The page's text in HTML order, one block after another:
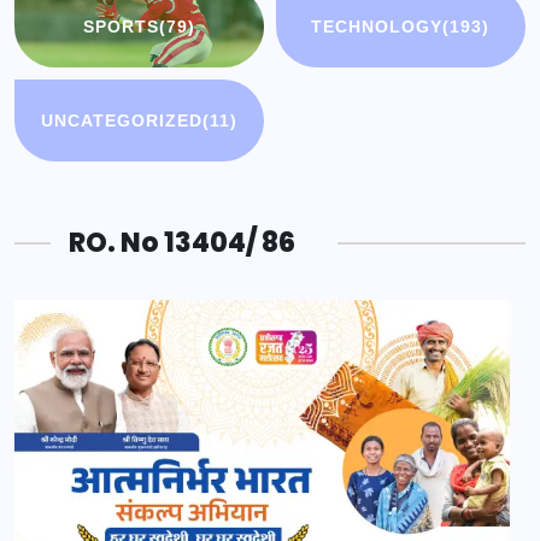
SPORTS(79) TECHNOLOGY(193)
UNCATEGORIZED(11)
RO. No 13404/ 86